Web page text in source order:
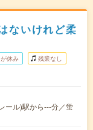
ないけれど柔
休み 残業なし
ール)駅から---分／蛍